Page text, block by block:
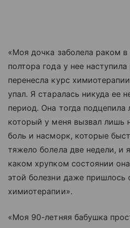
«Моя дочка заболела раком в
полтора года у нее
перенесла курс
упал. Я старалась никуда ее
период. Она тогда подцепила
который у меня вызвал лишь
боль и насморк, которые
тяжело болела две недели, и
каком хрупком состоянии
этой болезни даже пришлось
химиотерапии».
«Моя 90-летняя бабушка